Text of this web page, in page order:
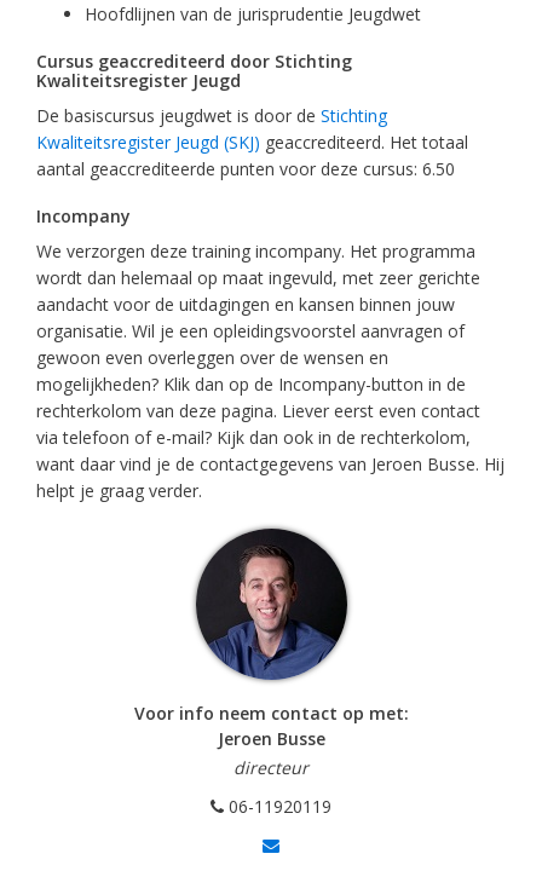
Hoofdlijnen van de jurisprudentie Jeugdwet
Cursus geaccrediteerd door Stichting
Kwaliteitsregister Jeugd
De basiscursus jeugdwet is door de Stichting
Kwaliteitsregister Jeugd (SKJ) geaccrediteerd. Het totaal
aantal geaccrediteerde punten voor deze cursus: 6.50
Incompany
We verzorgen deze training incompany. Het programma
wordt dan helemaal op maat ingevuld, met zeer gerichte
aandacht voor de uitdagingen en kansen binnen jouw
organisatie. Wil je een opleidingsvoorstel aanvragen of
gewoon even overleggen over de wensen en
mogelijkheden? Klik dan op de Incompany-button in de
rechterkolom van deze pagina. Liever eerst even contact
via telefoon of e-mail? Kijk dan ook in de rechterkolom,
want daar vind je de contactgegevens van Jeroen Busse. Hij
helpt je graag verder.
Voor info neem contact op met:
Jeroen Busse
directeur
06-11920119